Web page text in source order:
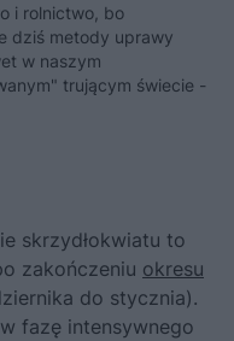
i rolnictwo, bo
dziś metody uprawy
w naszym
trującym świecie -
skrzydłokwiatu to
zakończeniu okresu
do stycznia).
fazę intensywnego